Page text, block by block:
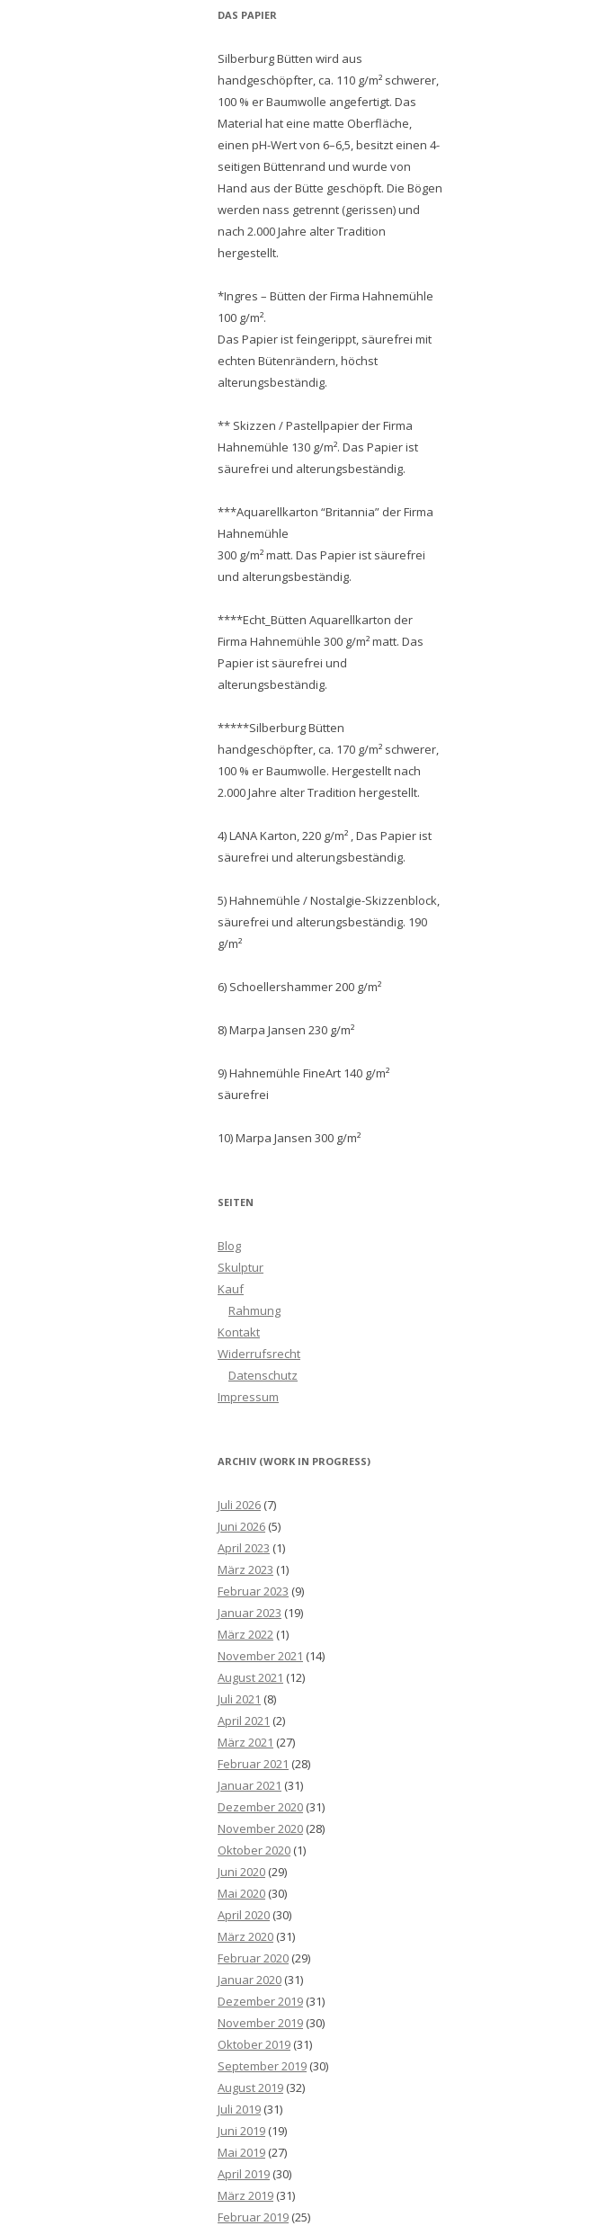
DAS PAPIER
Silberburg Bütten wird aus
handgeschöpfter, ca. 110 g/m² schwerer,
100 % er Baumwolle angefertigt. Das
Material hat eine matte Oberfläche,
einen pH-Wert von 6–6,5, besitzt einen 4-
seitigen Büttenrand und wurde von
Hand aus der Bütte geschöpft. Die Bögen
werden nass getrennt (gerissen) und
nach 2.000 Jahre alter Tradition
hergestellt.
*Ingres – Bütten der Firma Hahnemühle
100 g/m².
Das Papier ist feingerippt, säurefrei mit
echten Bütenrändern, höchst
alterungsbeständig.
** Skizzen / Pastellpapier der Firma
Hahnemühle 130 g/m². Das Papier ist
säurefrei und alterungsbeständig.
***Aquarellkarton “Britannia” der Firma
Hahnemühle
300 g/m² matt. Das Papier ist säurefrei
und alterungsbeständig.
****Echt_Bütten Aquarellkarton der
Firma Hahnemühle 300 g/m² matt. Das
Papier ist säurefrei und
alterungsbeständig.
*****Silberburg Bütten
handgeschöpfter, ca. 170 g/m² schwerer,
100 % er Baumwolle. Hergestellt nach
2.000 Jahre alter Tradition hergestellt.
4) LANA Karton, 220 g/m² , Das Papier ist
säurefrei und alterungsbeständig.
5) Hahnemühle / Nostalgie-Skizzenblock,
säurefrei und alterungsbeständig. 190
g/m²
6) Schoellershammer 200 g/m²
8) Marpa Jansen 230 g/m²
9) Hahnemühle FineArt 140 g/m²
säurefrei
10) Marpa Jansen 300 g/m²
SEITEN
Blog
Skulptur
Kauf
Rahmung
Kontakt
Widerrufsrecht
Datenschutz
Impressum
ARCHIV (WORK IN PROGRESS)
Juli 2026 (7)
Juni 2026 (5)
April 2023 (1)
März 2023 (1)
Februar 2023 (9)
Januar 2023 (19)
März 2022 (1)
November 2021 (14)
August 2021 (12)
Juli 2021 (8)
April 2021 (2)
März 2021 (27)
Februar 2021 (28)
Januar 2021 (31)
Dezember 2020 (31)
November 2020 (28)
Oktober 2020 (1)
Juni 2020 (29)
Mai 2020 (30)
April 2020 (30)
März 2020 (31)
Februar 2020 (29)
Januar 2020 (31)
Dezember 2019 (31)
November 2019 (30)
Oktober 2019 (31)
September 2019 (30)
August 2019 (32)
Juli 2019 (31)
Juni 2019 (19)
Mai 2019 (27)
April 2019 (30)
März 2019 (31)
Februar 2019 (25)